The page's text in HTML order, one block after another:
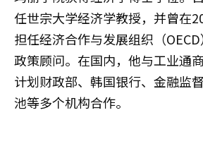
任世宗大学经济学教授，并曾在
担任经济合作与发展组织（
政策顾问。在国内，他与工业通
计划财政部、韩国银行、金融监
池等多个机构合作。